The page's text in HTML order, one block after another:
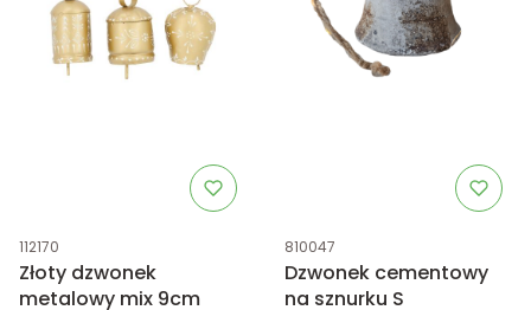
Kod produktu
112170
Złoty dzwonek
metalowy mix 9cm
Kod produktu
810047
Dzwonek cementowy
na sznurku S